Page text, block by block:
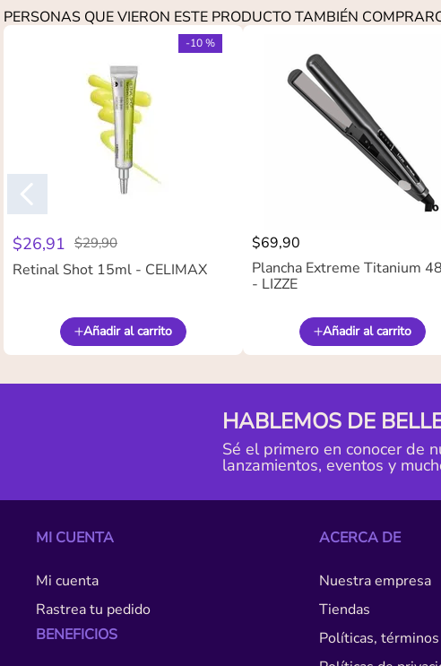
PERSONAS QUE VIERON ESTE PRODUCTO TAMBIÉN
-10 %
$26,91 $29,90
Retinal Shot 15ml - CELIMAX
Añadir al carrito
$69,90
Plancha Extreme Titanium
- LIZZE
Añadir al carrito
HABLEMOS DE
Sé el primero en conocer de
lanzamientos, eventos y
MI CUENTA
Mi cuenta
Rastrea tu pedido
BENEFICIOS
ACERCA DE
Nuestra empresa
Tiendas
Políticas,